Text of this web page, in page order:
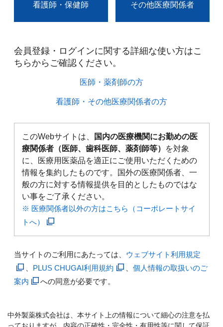
看護師・保健師 その他医療関係者
会員登録・ログインに関する詳細な使い方はこ
ちらからご確認ください。​
医師・薬剤師の方​
看護師・その他医療関係者の方​
このWebサイトは、
国内の医療機関にお勤めの医
療関係者（医師、歯科医師、薬剤師等）
を対象
に、医療用医薬品を適正にご使用いただくための
情報を集約したものです。国外の医療関係者、一
般の方に対する情報提供を目的としたものではな
い事をご了承ください。
※ 医療関係者以外の方はこちら（コーポレートサイ
トへ）
当サイトのご利用にあたっては、 ウェブサイト利用規定
PLUS CHUGAI利用規約
個人情報の取扱いのご
案内
への同意が必要です。
中外製薬株式会社は、本サイト上の情報について細心の注意を払
っておりますが、内容の正確性・完全性・有用性等に関して保証